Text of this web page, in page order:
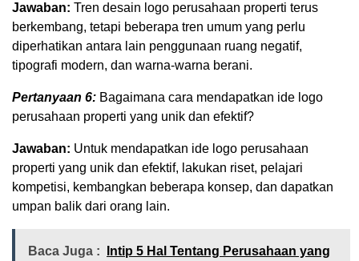
Jawaban: Tren desain logo perusahaan properti terus
berkembang, tetapi beberapa tren umum yang perlu
diperhatikan antara lain penggunaan ruang negatif,
tipografi modern, dan warna-warna berani.
Pertanyaan 6: Bagaimana cara mendapatkan ide logo
perusahaan properti yang unik dan efektif?
Jawaban: Untuk mendapatkan ide logo perusahaan
properti yang unik dan efektif, lakukan riset, pelajari
kompetisi, kembangkan beberapa konsep, dan dapatkan
umpan balik dari orang lain.
Baca Juga :
Intip 5 Hal Tentang Perusahaan yang